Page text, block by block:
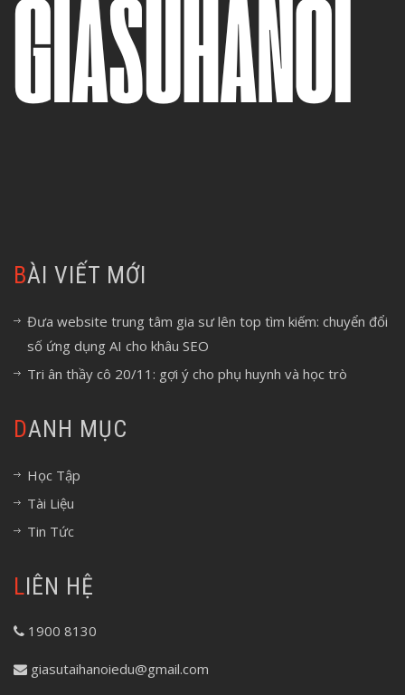
BÀI VIẾT MỚI
Đưa website trung tâm gia sư lên top tìm kiếm: chuyển đổi
số ứng dụng AI cho khâu SEO
Tri ân thầy cô 20/11: gợi ý cho phụ huynh và học trò
DANH MỤC
Học Tập
Tài Liệu
Tin Tức
LIÊN HỆ
1900 8130
giasutaihanoiedu@gmail.com